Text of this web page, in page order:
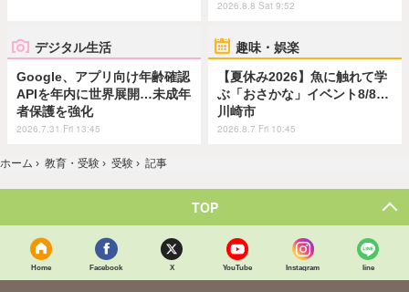
2026.8.8 Sat 9:52
デジタル生活
Google、アプリ向け年齢確認
APIを年内に世界展開…未成年
者保護を強化
2026.7.31 Fri 13:45
趣味・娯楽
【夏休み2026】魚に触れて学
ぶ「おさかな」イベント8/8…
川崎市
2026.8.7 Fri 10:45
ホーム › 教育・受験 › 受験 › 記事
TOP
Home Facebook X YouTube Instagram line